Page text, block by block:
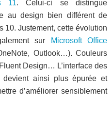
11. Celui-ci se distingue
au design bien différent de
10. Justement, cette évolution
sur
Microsoft Office
Outlook…). Couleurs
Design… L’interface des
devient ainsi plus épurée et
d’améliorer sensiblement